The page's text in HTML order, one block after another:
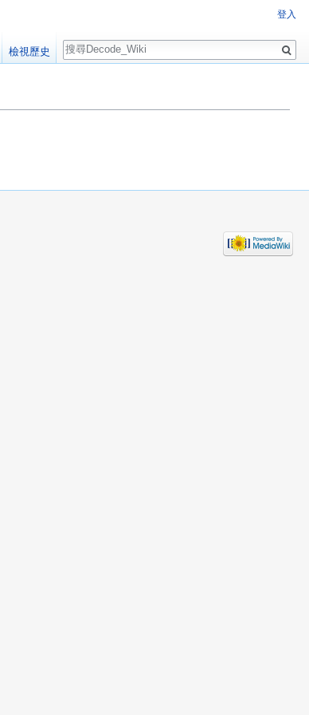
登入
檢視歷史
搜
尋